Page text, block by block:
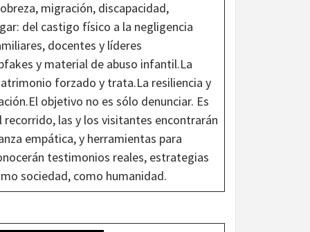
migración, discapacidad,
del castigo físico a la negligencia
docentes y líderes
y material de abuso infantil.La
forzado y trata.La resiliencia y
objetivo no es sólo denunciar. Es
las y los visitantes encontrarán
empática, y herramientas para
testimonios reales, estrategias
sociedad, como humanidad.